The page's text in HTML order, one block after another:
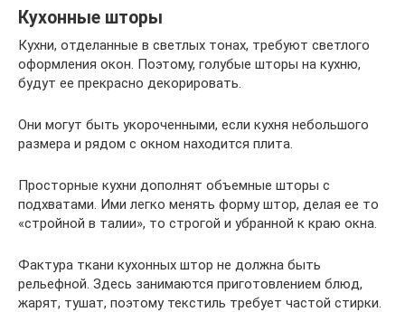
Кухонные шторы
Кухни, отделанные в светлых тонах, требуют светлого
оформления окон. Поэтому, голубые шторы на кухню,
будут ее прекрасно декорировать.
Они могут быть укороченными, если кухня небольшого
размера и рядом с окном находится плита.
Просторные кухни дополнят объемные шторы с
подхватами. Ими легко менять форму штор, делая ее то
«стройной в талии», то строгой и убранной к краю окна.
Фактура ткани кухонных штор не должна быть
рельефной. Здесь занимаются приготовлением блюд,
жарят, тушат, поэтому текстиль требует частой стирки.